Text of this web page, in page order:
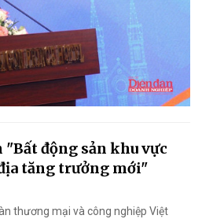
"Bất động sản khu vực
tăng trưởng mới"
thương mại và công nghiệp Việt